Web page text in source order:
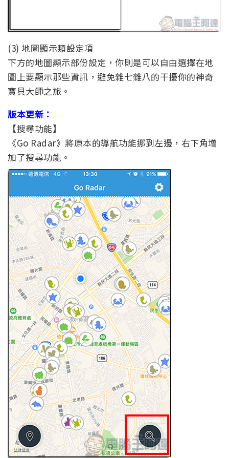
(3) 地圖顯示類設定項
下方的地圖顯示部份設定，你則是可以自由選擇在地
圖上要顯示那些資訊，避免雜七雜八的干擾你的神奇
寶貝大師之旅。
版本更新：
【搜尋功能】
《Go Radar》將原本的導航功能挪到左邊，右下角增
加了搜尋功能。